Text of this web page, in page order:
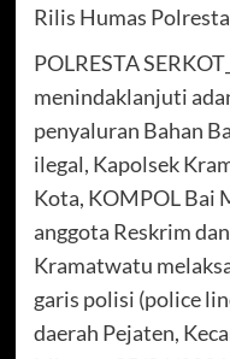
Rilis Humas
POLRESTA
menindaklanjuti
penyaluran Bahan
ilegal, Kapolsek
Kota, KOMPOL Bai
anggota Reskrim
Kramatwatu
garis polisi (police
daerah Pejaten,